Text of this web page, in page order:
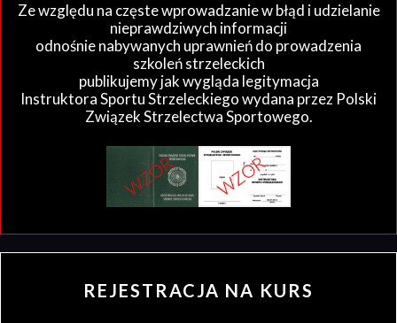
Ze względu na częste wprowadzanie w błąd i udzielanie
nieprawdziwych informacji
odnośnie nabywanych uprawnień do prowadzenia
szkoleń strzeleckich
publikujemy jak wygląda legitymacja
Instruktora Sportu Strzeleckiego wydana przez Polski
Związek Strzelectwa Sportowego.
REJESTRACJA NA KURS